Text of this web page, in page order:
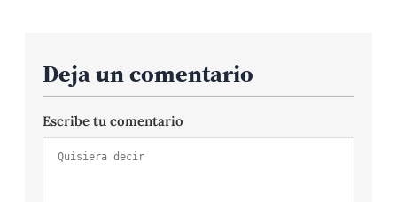
Deja un comentario
Escribe tu comentario